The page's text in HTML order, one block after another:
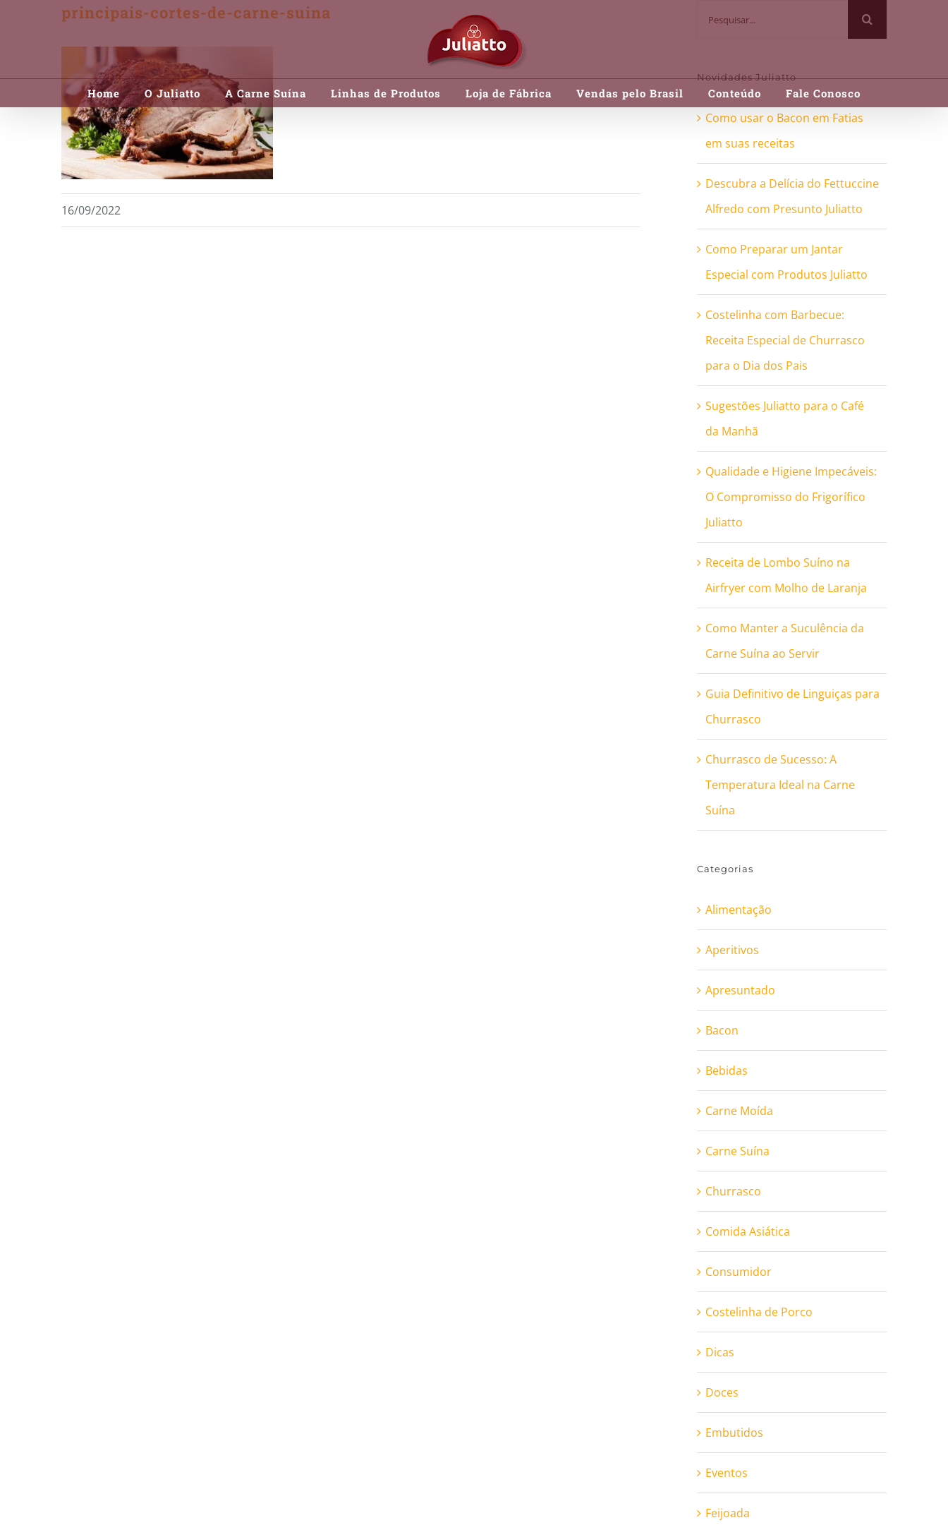
Home O Juliatto A Carne Suína Linhas de Produtos Loja de Fábrica Vendas pelo Brasil Conteúdo Fale Conosco
principais-cortes-de-carne-suina
16/09/2022
Novidades Juliatto
Como usar o Bacon em Fatias
em suas receitas
Descubra a Delícia do Fettuccine
Alfredo com Presunto Juliatto
Como Preparar um Jantar
Especial com Produtos Juliatto
Costelinha com Barbecue:
Receita Especial de Churrasco
para o Dia dos Pais
Sugestões Juliatto para o Café
da Manhã
Qualidade e Higiene Impecáveis:
O Compromisso do Frigorífico
Juliatto
Receita de Lombo Suíno na
Airfryer com Molho de Laranja
Como Manter a Suculência da
Carne Suína ao Servir
Guia Definitivo de Linguiças para
Churrasco
Churrasco de Sucesso: A
Temperatura Ideal na Carne
Suína
Categorias
Alimentação
Aperitivos
Apresuntado
Bacon
Bebidas
Carne Moída
Carne Suína
Churrasco
Comida Asiática
Consumidor
Costelinha de Porco
Dicas
Doces
Embutidos
Eventos
Feijoada